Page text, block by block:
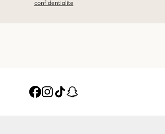
confidentialite